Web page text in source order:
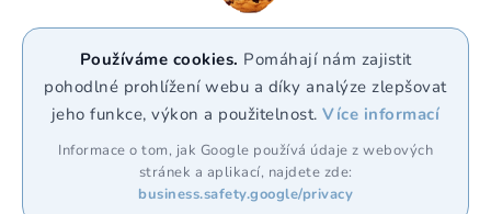
Používáme cookies. Pomáhají nám zajistit
pohodlné prohlížení webu a díky analýze zlepšovat
jeho funkce, výkon a použitelnost.Více informací
Informace o tom, jak Google používá údaje z webových
stránek a aplikací, najdete zde:
business.safety.google/privacy
WhatsApp